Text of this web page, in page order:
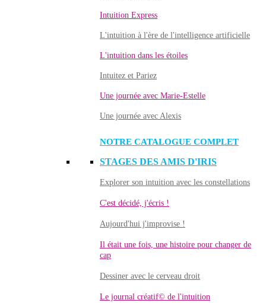
Intuition Express
L'intuition à l'ère de l'intelligence artificielle
L'intuition dans les étoiles
Intuitez et Pariez
Une journée avec Marie-Estelle
Une journée avec Alexis
NOTRE CATALOGUE COMPLET
STAGES DES AMIS D'IRIS
Explorer son intuition avec les constellations
C'est décidé, j'écris !
Aujourd'hui j'improvise !
Il était une fois, une histoire pour changer de
cap
Dessiner avec le cerveau droit
Le journal créatif© de l'intuition